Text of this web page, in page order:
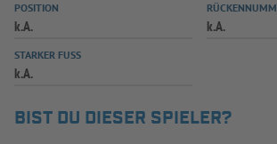
POSITION
k.A. k.A.
STARKER FUSS
k.A.
BIST DU DIESER SPIELER?